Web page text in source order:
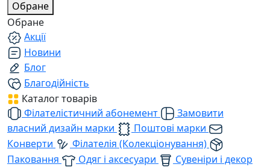
Обране
Обране
Акції
Новини
Блог
Благодійність
Каталог товарів
Філателістичний абонемент
Замовити
власний дизайн марки
Поштові марки
Конверти
Філателія (Колекціонування)
Паковання
Одяг і аксесуари
Сувеніри і декор